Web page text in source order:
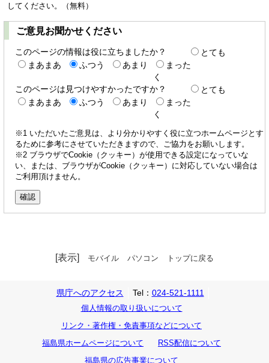
してください。（無料）
ご意見お聞かせください
このページの情報は役に立ちましたか？
とても
まあまあ
ふつう あまり
まった
く
このページは見つけやすかったですか？
とても
まあまあ
ふつう あまり
まった
く
※1 いただいたご意見は、より分かりやすく役に立つホームページとす
るために参考にさせていただきますので、ご協力をお願いします。
※2 ブラウザでCookie（クッキー）が使用できる設定になっていな
い、または、ブラウザがCookie（クッキー）に対応していない場合は
ご利用頂けません。
[表示] モバイル パソコン トップに戻る
県庁へのアクセス Tel： 024-521-1111
個人情報の取り扱いについて
リンク・著作権・免責事項などについて
福島県ホームページについて
RSS配信について
福島県の広告事業について